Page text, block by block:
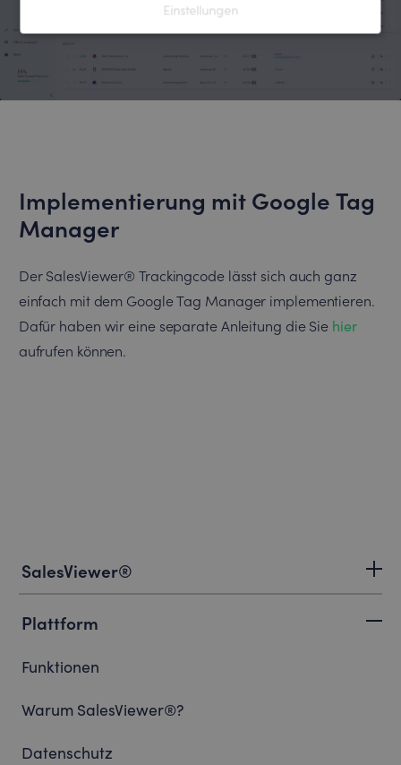
Implementierung mit Google Tag
Manager
Der SalesViewer® Trackingcode lässt sich auch ganz
einfach mit dem Google Tag Manager implementieren.
Dafür haben wir eine separate Anleitung die Sie hier
aufrufen können.
SalesViewer®
Plattform
Funktionen
Warum SalesViewer®?
Datenschutz
Einstellungen